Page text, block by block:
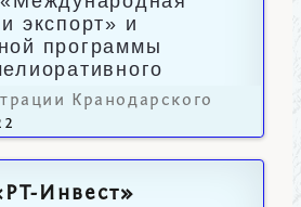
экспорт» и
программы
Кранодарского
Инвест»